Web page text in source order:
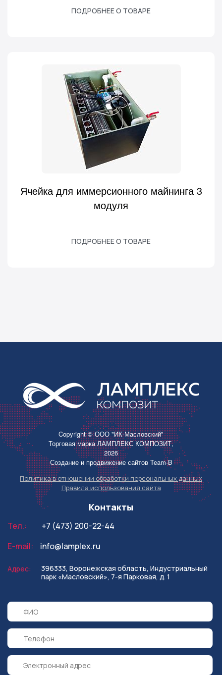
ПОДРОБНЕЕ О ТОВАРЕ
Ячейка для иммерсионного майнинга 3
модуля
ПОДРОБНЕЕ О ТОВАРЕ
Copyright © ООО "ИК-Масловский"
Торговая марка ЛАМПЛЕКС КОМПОЗИТ,
2026
Создание и продвижение сайтовTeam-B
Политика в отношении обработки персональных данных
Правила использования сайта
Контакты
Тел.:
+7 (473) 200-22-44
E-mail:
info@lamplex.ru
Адрес: 396333, Воронежская область, Индустриальный
парк «Масловский», 7-я Парковая, д. 1